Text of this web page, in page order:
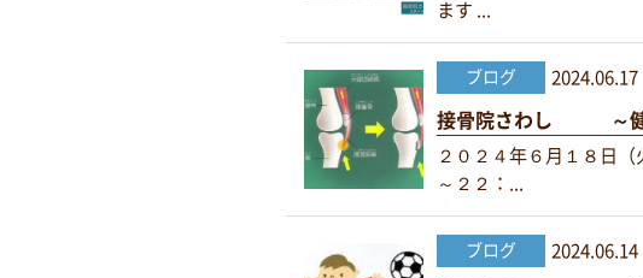
ます ...
ブログ 2024.06.17
接骨院さわし ～健
２０２４年６月１８日
～２２：...
ブログ 2024.06.14